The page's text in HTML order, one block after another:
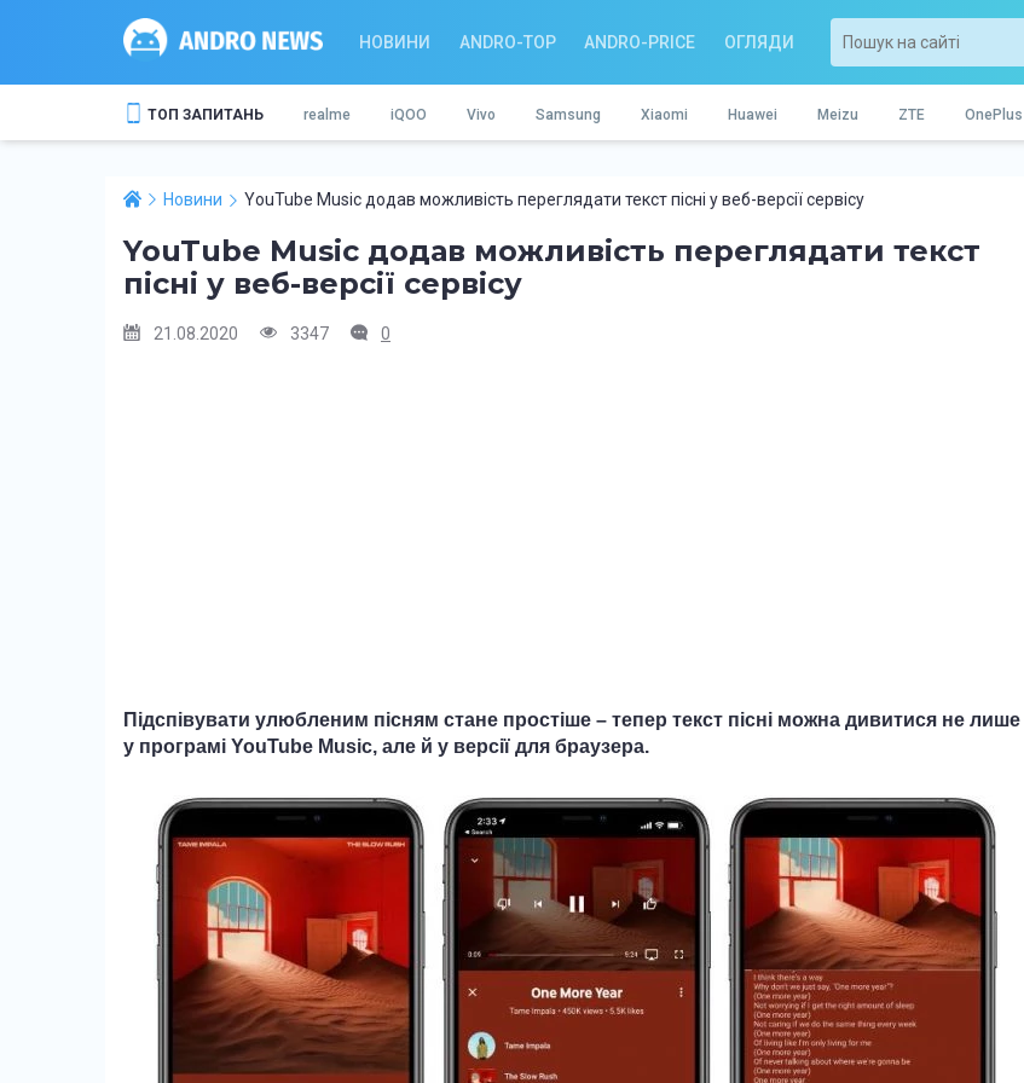
НОВИНИ ANDRO-TOP ANDRO-PRICE ОГЛЯДИ
ТОП ЗАПИТАНЬ realme iQOO Vivo Samsung Xiaomi Huawei Meizu ZTE OnePlus
Новини YouTube Music додав можливість переглядати текст пісні у веб-версії сервісу
YouTube Music додав можливість переглядати текст
пісні у веб-версії сервісу
21.08.2020 3347 0
Підспівувати улюбленим пісням стане простіше – тепер текст пісні можна дивитися не лише
у програмі YouTube Music, але й у версії для браузера.